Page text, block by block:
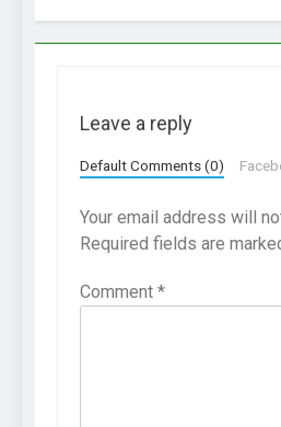
Leave a reply
Default Comments (0)
Your email address will
Required fields are
Comment *